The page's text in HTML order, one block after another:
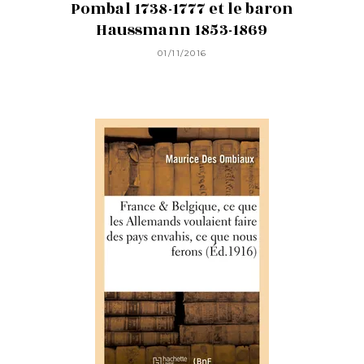
Pombal 1738-1777 et le baron
Haussmann 1853-1869
01/11/2016